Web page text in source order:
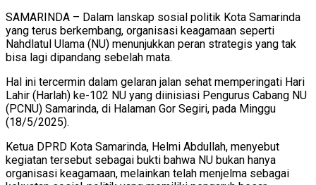
SAMARINDA – Dalam lanskap sosial politik Kota Samarinda
yang terus berkembang, organisasi keagamaan seperti
Nahdlatul Ulama (NU) menunjukkan peran strategis yang tak
bisa lagi dipandang sebelah mata.
Hal ini tercermin dalam gelaran jalan sehat memperingati Hari
Lahir (Harlah) ke-102 NU yang diinisiasi Pengurus Cabang NU
(PCNU) Samarinda, di Halaman Gor Segiri, pada Minggu
(18/5/2025).
Ketua DPRD Kota Samarinda, Helmi Abdullah, menyebut
kegiatan tersebut sebagai bukti bahwa NU bukan hanya
organisasi keagamaan, melainkan telah menjelma sebagai